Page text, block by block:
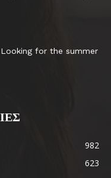
for the summer
982
623